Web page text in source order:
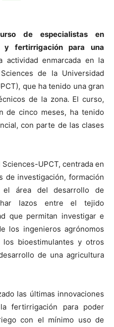
de especialistas en
y fertirrigación para una
actividad enmarcada en la
de la Universidad
que ha tenido una gran
de la zona. El curso,
de cinco meses, ha tenido
con parte de las clases
UPCT, centrada en
de investigación, formación
área del desarrollo de
lazos entre el tejido
que permitan investigar e
los ingenieros agrónomos
bioestimulantes y otros
de una agricultura
las últimas innovaciones
fertirrigación para poder
con el mínimo uso de